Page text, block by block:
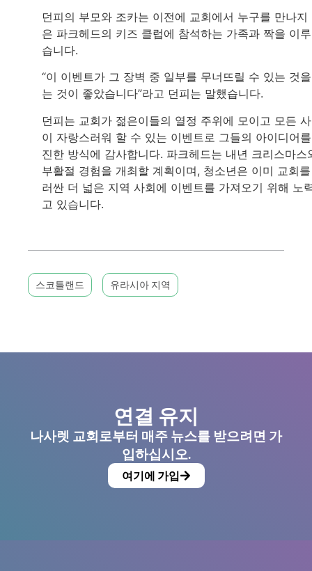
던피의 부모와 조카는 이전에 교회에서 누구를 만나지
은 파크헤드의 키즈 클럽에 참석하는 가족과 짝을 이
습니다.
“이 이벤트가 그 장벽 중 일부를 무너뜨릴 수 있는 것
는 것이 좋았습니다”라고 던피는 말했습니다.
던피는 교회가 젊은이들의 열정 주위에 모이고 모든
이 자랑스러워 할 수 있는 이벤트로 그들의 아이디어
진한 방식에 감사합니다. 파크헤드는 내년 크리스마스
부활절 경험을 개최할 계획이며, 청소년은 이미 교회
러싼 더 넓은 지역 사회에 이벤트를 가져오기 위해 노
고 있습니다.
스코틀랜드 유라시아 지역
연결 유지
나사렛 교회로부터 매주 뉴스를 받으려면 가
입하십시오.
여기에 가입